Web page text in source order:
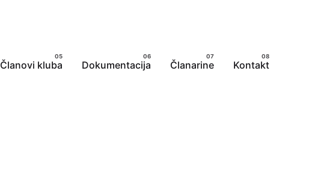
Članovi kluba Dokumentacija Članarine Kontakt